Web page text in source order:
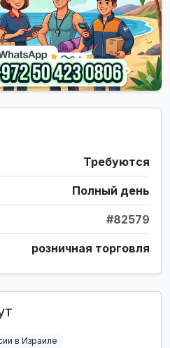
Требуются
Полный день
#82579
розничная торговля
в Израиле